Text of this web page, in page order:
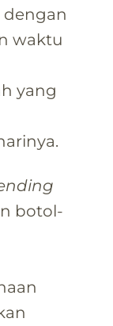
dengan
waktu
yang
botol-